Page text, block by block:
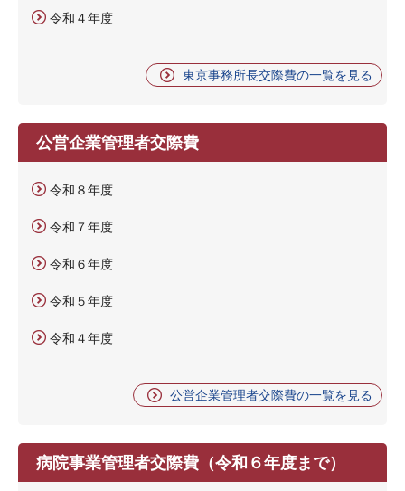
令和４年度
東京事務所長交際費の一覧を見る
公営企業管理者交際費
令和８年度
令和７年度
令和６年度
令和５年度
令和４年度
公営企業管理者交際費の一覧を見る
病院事業管理者交際費（令和６年度まで）